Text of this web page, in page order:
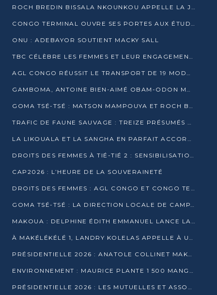
ROCH BREDIN BISSALA NKOUNKOU APPELLE LA JEUNESSE DE GOMA TSÉ-TSÉ À UN VOTE MASSIF POUR DENIS SASSOU NGUESSO
CONGO TERMINAL OUVRE SES PORTES AUX ÉTUDIANTS EN TRANSPORT ET LOGISTIQUE
ONU : ADEBAYOR SOUTIENT MACKY SALL
TBC CÉLÈBRE LES FEMMES ET LEUR ENGAGEMENT À L’OCCASION DU 8 MARS
AGL CONGO RÉUSSIT LE TRANSPORT DE 19 MODULES HORS GABARIT ENTRE POINTE-NOIRE ET BRAZZAVILLE
GAMBOMA, ANTOINE BIEN-AIMÉ OBAM-ODON MOBILISE LES 32 148 ÉLECTEURS EN FAVEUR DE DENIS SASSOU NGUESSO
GOMA TSÉ-TSÉ : MATSON MAMPOUYA ET ROCH BREDIN BISSALA NKOUNKOU EN CAMPAGNE DE PROXIMITÉ
TRAFIC DE FAUNE SAUVAGE : TREIZE PRÉSUMÉS TRAFIQUANTS INTERPELLÉS AU CONGO EN 2025
LA LIKOUALA ET LA SANGHA EN PARFAIT ACCORD AVEC LE PROJET DE SOCIÉTÉ DU CANDIDAT DENIS SASSOU-N’GUESSO
DROITS DES FEMMES À TIÉ-TIÉ 2 : SENSIBILISATION ET PÉDAGOGIE SUR LE DROIT DE VOTE
CAP2026 : L’HEURE DE LA SOUVERAINETÉ
DROITS DES FEMMES : AGL CONGO ET CONGO TERMINAL METTENT EN AVANT LE LEADERSHIP FÉMININ
GOMA TSÉ-TSÉ : LA DIRECTION LOCALE DE CAMPAGNE INTENSIFIE LA SENSIBILISATION DANS LES VILLAGES
MAKOUA : DELPHINE ÉDITH EMMANUEL LANCE LA CAMPAGNE POUR DENIS SASSOU-N’GUESSO
À MAKÉLÉKÉLÉ 1, LANDRY KOLELAS APPELLE À UNE MOBILISATION MASSIVE EN FAVEUR DE DENIS SASSOU-N’GUESSO
PRÉSIDENTIELLE 2026 : ANATOLE COLLINET MAKOSSO DÉFEND LE PROJET DE SOCIÉTÉ DE DENIS SASSOU NGUESSO
ENVIRONNEMENT : MAURICE PLANTE 1 500 MANGROVES POUR HONORER WANGARI MAATHAI
PRÉSIDENTIELLE 2026 : LES MUTUELLES ET ASSOCIATIONS S’IMPLIQUENT DANS LA CAMPAGNE ÉLECTORALE À TIÉ-TIÉ 2 (POINTE-NOIRE)